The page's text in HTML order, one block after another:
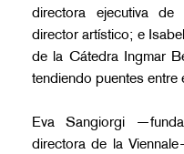
directora ejecutiva de
director artístico; e
de la Cátedra Ingmar
tendiendo puentes entre
Eva Sangiorgi
directora de la